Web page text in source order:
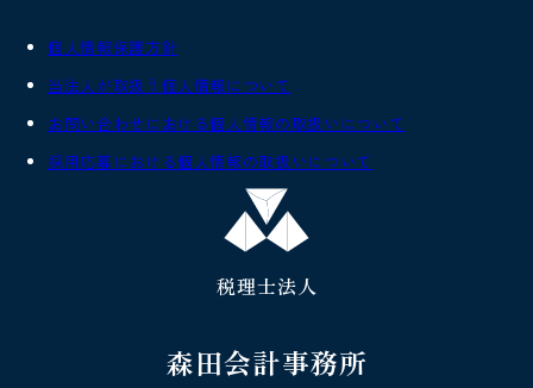
個人情報保護方針
当法人が取扱う個人情報について
お問い合わせにおける個人情報の取扱いについて
採用応募における個人情報の取扱いについて
森田会計事務所
税理士法人